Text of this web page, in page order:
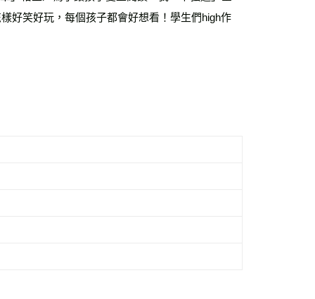
好笑好玩，每個孩子都會好想看！學生們high作